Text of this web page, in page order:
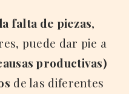
la falta de piezas,
puede dar pie a
productivas)
de las diferentes